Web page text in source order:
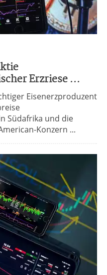
Erzriese ...
Eisenerzproduzent
Südafrika und die
Konzern ...